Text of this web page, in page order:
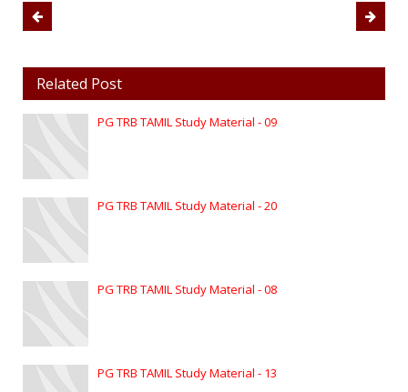
Related Post
PG TRB TAMIL Study Material - 09
PG TRB TAMIL Study Material - 20
PG TRB TAMIL Study Material - 08
PG TRB TAMIL Study Material - 13